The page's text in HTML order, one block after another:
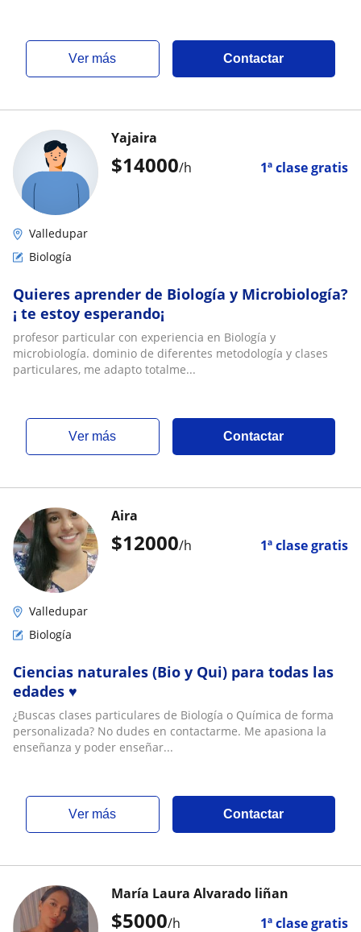
ver más Contactar
$14000/h 1ª clase gratis
Yajaira
Valledupar
Biología
Quieres aprender de Biología y Microbiología?
¡ te estoy esperando¡
profesor particular con experiencia en Biología y
microbiología. dominio de diferentes metodología y clases
particulares, me adapto totalme...
ver más Contactar
$12000/h 1ª clase gratis
Aira
Valledupar
Biología
Ciencias naturales (Bio y Qui) para todas las
edades ♥️
¿Buscas clases particulares de Biología o Química de forma
personalizada? No dudes en contactarme. Me apasiona la
enseñanza y poder enseñar...
ver más Contactar
$5000/h 1ª clase gratis
María Laura Alvarado liñan